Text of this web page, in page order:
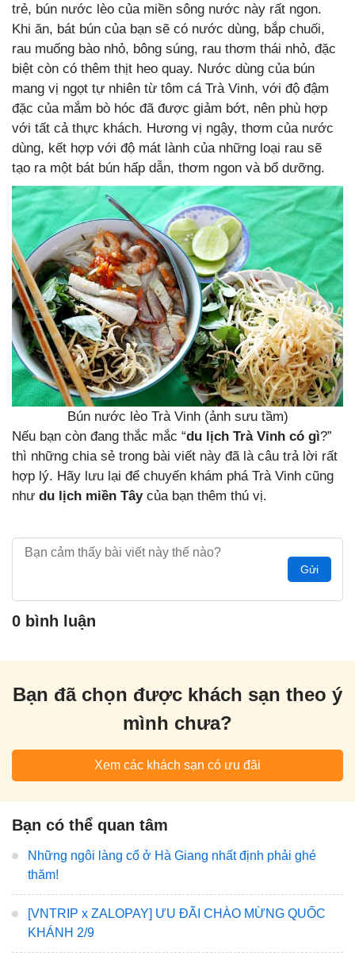
trẻ, bún nước lèo của miền sông nước này rất ngon.
Khi ăn, bát bún của bạn sẽ có nước dùng, bắp chuối,
rau muống bào nhỏ, bông súng, rau thơm thái nhỏ, đặc
biệt còn có thêm thịt heo quay. Nước dùng của bún
mang vị ngọt tự nhiên từ tôm cá Trà Vinh, với độ đậm
đặc của mắm bò hóc đã được giảm bớt, nên phù hợp
với tất cả thực khách. Hương vị ngậy, thơm của nước
dùng, kết hợp với độ mát lành của những loại rau sẽ
tạo ra một bát bún hấp dẫn, thơm ngon và bổ dưỡng.
Bún nước lèo Trà Vinh (ảnh sưu tầm)
Nếu bạn còn đang thắc mắc “du lịch Trà Vinh có gì?”
thì những chia sẻ trong bài viết này đã là câu trả lời rất
hợp lý. Hãy lưu lại để chuyến khám phá Trà Vinh cũng
như du lịch miền Tâycủa bạn thêm thú vị.
Gửi
0 bình luận
Bạn đã chọn được khách sạn theo ý
mình chưa?
Xem các khách sạn có ưu đãi
Bạn có thể quan tâm
Những ngôi làng cổ ở Hà Giang nhất định phải ghé
thăm!
[VNTRIP x ZALOPAY] ƯU ĐÃI CHÀO MỪNG QUỐC
KHÁNH 2/9